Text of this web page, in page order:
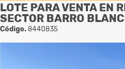
LOTE PARA VENTA EN
SECTOR BARRO
Código.8440835